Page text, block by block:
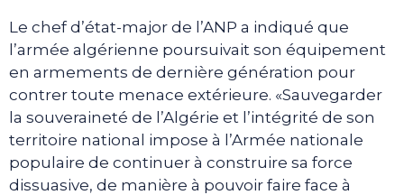
Le chef d’état-major de l’ANP a indiqué que
l’armée algérienne poursuivait son équipement
en armements de dernière génération pour
contrer toute menace extérieure. «Sauvegarder
la souveraineté de l’Algérie et l’intégrité de son
territoire national impose à l’Armée nationale
populaire de continuer à construire sa force
dissuasive, de manière à pouvoir faire face à